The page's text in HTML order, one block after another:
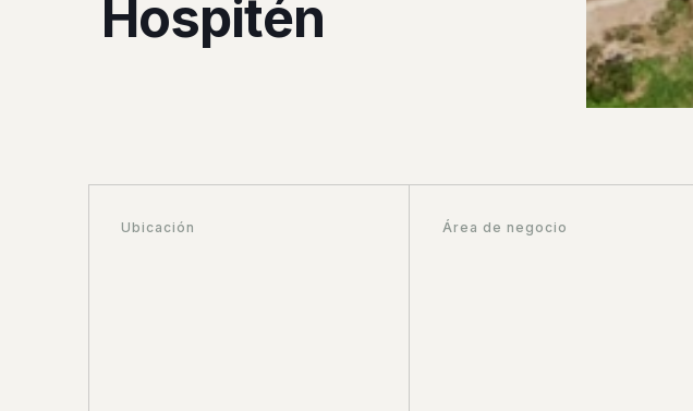
Hospitén
Ubicación Área de negocio